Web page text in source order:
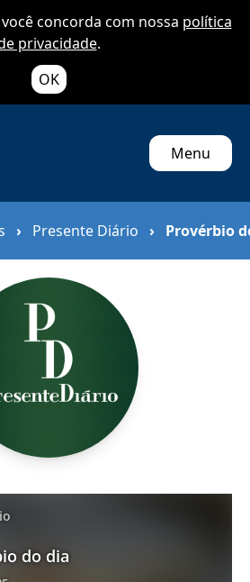
concorda com nossa política
privacidade.
OK
Menu
› Presente Diário › Provérbio